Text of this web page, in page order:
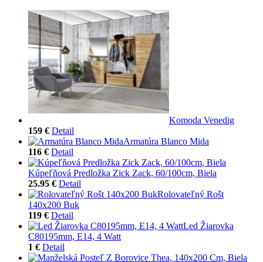
Komoda Venedig
159 € Detail
Armatúra Blanco Mida
116 € Detail
Kúpeľňová Predložka Zick Zack, 60/100cm, Biela
25.95 € Detail
Rolovateľný Rošt
140x200 Buk
119 € Detail
Led Žiarovka
C80195mm, E14, 4 Watt
1 € Detail